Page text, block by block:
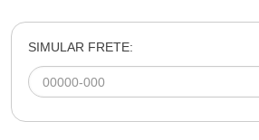
SIMULAR FRETE: